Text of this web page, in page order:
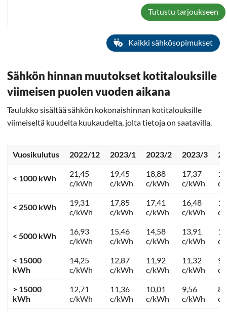
Tutustu tarjoukseen
Kaikki sähkösopimukset
Sähkön hinnan muutokset kotitalouksille
viimeisen puolen vuoden aikana
Taulukko sisältää sähkön kokonaishinnan kotitalouksille
viimeiseltä kuudelta kuukaudelta, jolta tietoja on saatavilla.
Vuosikulutus 2022/12 2023/1 2023/2 2023/3
< 1000 kWh
21,45
c/kWh
19,45
c/kWh
18,88
c/kWh
17,37
c/kWh
c/
< 2500 kWh
19,31
c/kWh
17,85
c/kWh
17,41
c/kWh
16,48
c/kWh
c/
< 5000 kWh
16,93
c/kWh
15,46
c/kWh
14,58
c/kWh
13,91
c/kWh
c/
< 15000
kWh
14,25
c/kWh
12,87
c/kWh
11,92
c/kWh
11,32
c/kWh
c/
> 15000
kWh
12,71
c/kWh
11,36
c/kWh
10,01
c/kWh
9,56
c/kWh
c/